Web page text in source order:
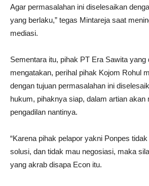
Agar permasalahan ini diselesaikan
yang berlaku,” tegas Mintareja saat
mediasi.
Sementara itu, pihak PT Era Sawita yang
mengatakan, perihal pihak Kojom Rohul
dengan tujuan permasalahan ini
hukum, pihaknya siap, dalam artian akan
pengadilan nantinya.
“Karena pihak pelapor yakni Ponpes
solusi, dan tidak mau negosiasi, maka
yang akrab disapa Econ itu.